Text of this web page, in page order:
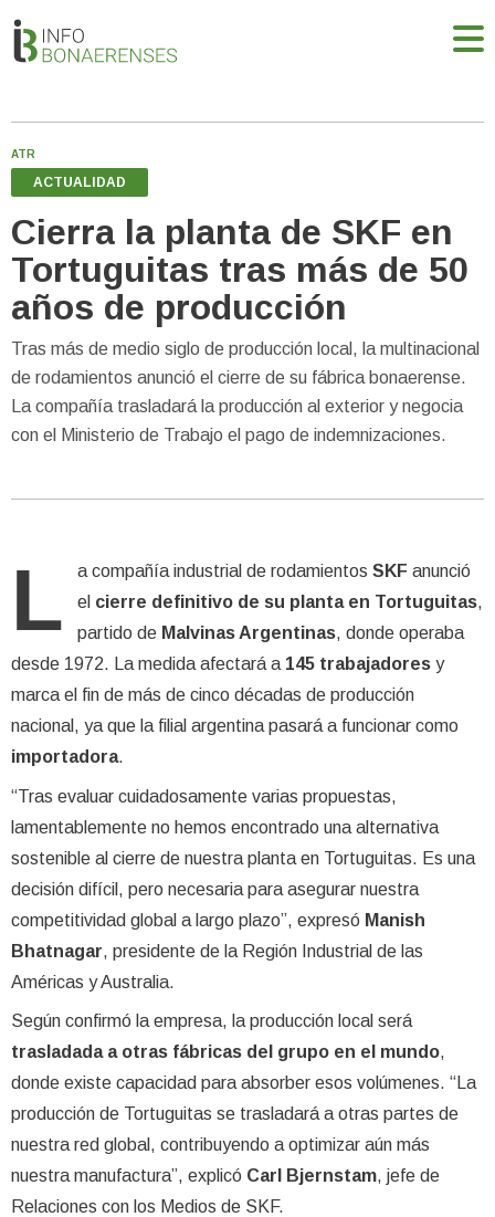
ATR
ACTUALIDAD
Cierra la planta de SKF en
Tortuguitas tras más de 50
años de producción
Tras más de medio siglo de producción local, la multinacional
de rodamientos anunció el cierre de su fábrica bonaerense.
La compañía trasladará la producción al exterior y negocia
con el Ministerio de Trabajo el pago de indemnizaciones.
L a compañía industrial de rodamientos SKF anunció
el cierre definitivo de su planta en Tortuguitas,
partido de Malvinas Argentinas, donde operaba
desde 1972. La medida afectará a 145 trabajadores y
marca el fin de más de cinco décadas de producción
nacional, ya que la filial argentina pasará a funcionar como
importadora.
“Tras evaluar cuidadosamente varias propuestas,
lamentablemente no hemos encontrado una alternativa
sostenible al cierre de nuestra planta en Tortuguitas. Es una
decisión difícil, pero necesaria para asegurar nuestra
competitividad global a largo plazo”, expresó Manish
Bhatnagar, presidente de la Región Industrial de las
Américas y Australia.
Según confirmó la empresa, la producción local será
trasladada a otras fábricas del grupo en el mundo,
donde existe capacidad para absorber esos volúmenes. “La
producción de Tortuguitas se trasladará a otras partes de
nuestra red global, contribuyendo a optimizar aún más
nuestra manufactura”, explicó Carl Bjernstam, jefe de
Relaciones con los Medios de SKF.